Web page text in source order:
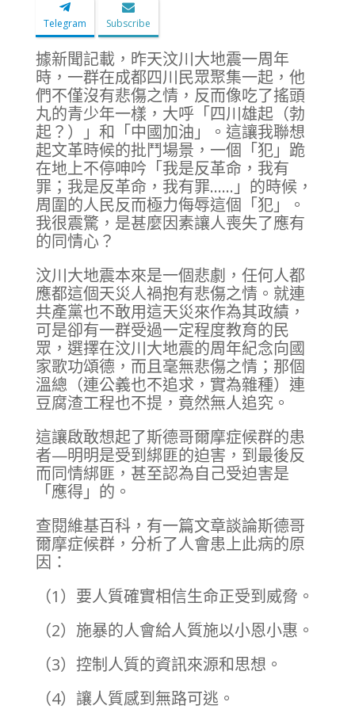
Telegram Subscribe
據新聞記載，昨天汶川大地震一周年
時，一群在成都四川民眾聚集一起，他
們不僅沒有悲傷之情，反而像吃了搖頭
丸的青少年一樣，大呼「四川雄起（勃
起？）」和「中國加油」。這讓我聯想
起文革時候的批鬥場景，一個「犯」跪
在地上不停呻吟「我是反革命，我有
罪；我是反革命，我有罪……」的時候，
周圍的人民反而極力侮辱這個「犯」。
我很震驚，是甚麼因素讓人喪失了應有
的同情心？
汶川大地震本來是一個悲劇，任何人都
應都這個天災人禍抱有悲傷之情。就連
共產黨也不敢用這天災來作為其政績，
可是卻有一群受過一定程度教育的民
眾，選擇在汶川大地震的周年紀念向國
家歌功頌德，而且毫無悲傷之情；那個
溫總（連公義也不追求，實為雜種）連
豆腐渣工程也不提，竟然無人追究。
這讓啟敢想起了斯德哥爾摩症候群的患
者—明明是受到綁匪的迫害，到最後反
而同情綁匪，甚至認為自己受迫害是
「應得」的。
查閱維基百科，有一篇文章談論斯德哥
爾摩症候群，分析了人會患上此病的原
因：
（1）要人質確實相信生命正受到威脅。
（2）施暴的人會給人質施以小恩小惠。
（3）控制人質的資訊來源和思想。
（4）讓人質感到無路可逃。